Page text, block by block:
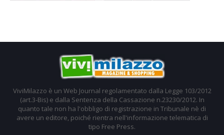
ViviMilazzo è un Web Journal regolamentato dalla Legge 103/2012
(art.3-Bis) e dalla Sentenza della Cassazione n.23230/2012. In
quanto tale non ha l'obbligo di registrazione in Tribunale nè di
avere un editore, poiché rientra nell'informazione telematica di
tipo Free Press.